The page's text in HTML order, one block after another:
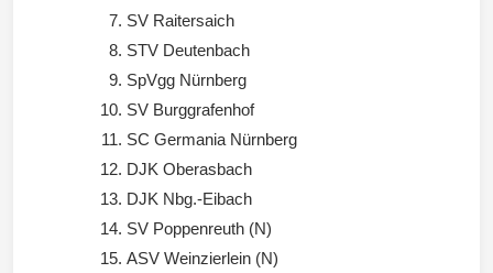
e. V.
SV Raitersaich
STV Deutenbach
SpVgg Nürnberg
SV Burggrafenhof
SC Germania Nürnberg
DJK Oberasbach
DJK Nbg.-Eibach
SV Poppenreuth (N)
ASV Weinzierlein (N)